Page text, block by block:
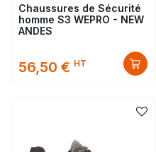
Chaussures de Sécurité
homme S3 WEPRO - NEW
ANDES
56,50 € HT